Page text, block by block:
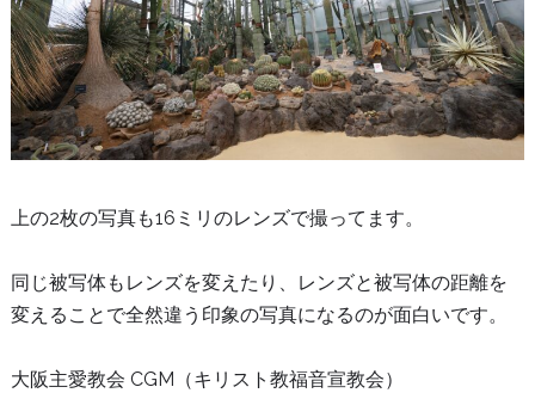
上の2枚の写真も16ミリのレンズで撮ってます。
同じ被写体もレンズを変えたり、レンズと被写体の距離を
変えることで全然違う印象の写真になるのが面白いです。
大阪主愛教会 CGM（キリスト教福音宣教会）